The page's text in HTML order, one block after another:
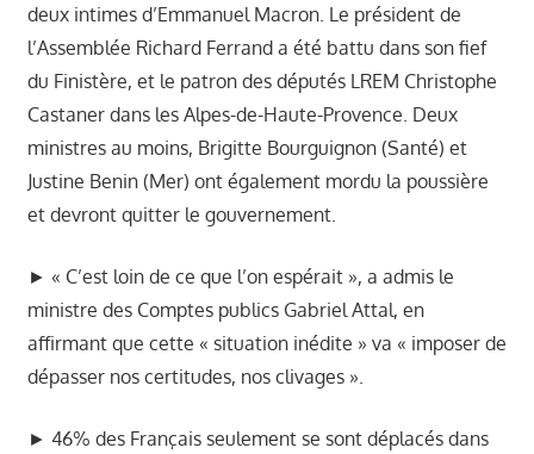
deux intimes d’Emmanuel Macron. Le président de
l’Assemblée Richard Ferrand a été battu dans son fief
du Finistère, et le patron des députés LREM Christophe
Castaner dans les Alpes-de-Haute-Provence. Deux
ministres au moins, Brigitte Bourguignon (Santé) et
Justine Benin (Mer) ont également mordu la poussière
et devront quitter le gouvernement.
► « C’est loin de ce que l’on espérait », a admis le
ministre des Comptes publics Gabriel Attal, en
affirmant que cette « situation inédite » va « imposer de
dépasser nos certitudes, nos clivages ».
► 46% des Français seulement se sont déplacés dans